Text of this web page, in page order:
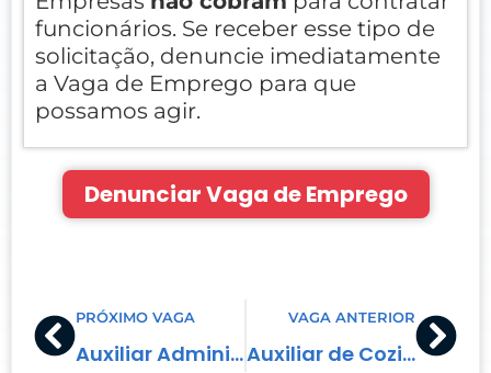
funcionários. Se receber esse tipo de
solicitação, denuncie imediatamente
a Vaga de Emprego para que
possamos agir.
Denunciar Vaga de Emprego
Prev
PRÓXIMO VAGA
Auxiliar Administrativo – Ceilândia Sul, DF
VAGA ANTERIOR
Auxiliar de Cozinha – Lago Norte, DF